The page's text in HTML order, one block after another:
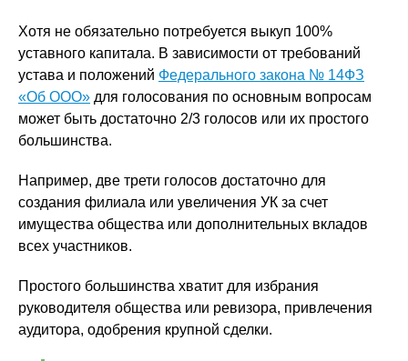
Хотя не обязательно потребуется выкуп 100%
уставного капитала. В зависимости от требований
устава и положений Федерального закона № 14ФЗ
«Об ООО» для голосования по основным вопросам
может быть достаточно 2/3 голосов или их простого
большинства.
Например, две трети голосов достаточно для
создания филиала или увеличения УК за счет
имущества общества или дополнительных вкладов
всех участников.
Простого большинства хватит для избрания
руководителя общества или ревизора, привлечения
аудитора, одобрения крупной сделки.